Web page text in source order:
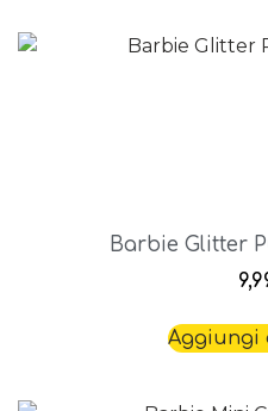
Barbie Glitter
Aggiungi